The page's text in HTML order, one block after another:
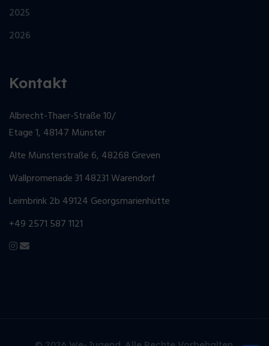
2025
2026
Kontakt
Albrecht-Thaer-Straße 10/
Etage 1, 48147 Münster
Alte Münsterstraße 6, 48268 Greven
Wallpromenade 31 48231 Warendorf
Leimbrink 2b 49124 Georgsmarienhütte
+49 2571 587 1121